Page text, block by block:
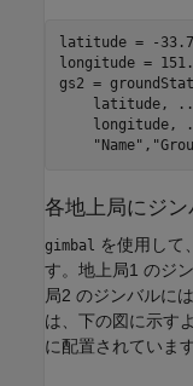
latitude = -
longitude =
gs2 =
    latitude,
    longitude,
"Name" ,
各地上局にジン
gimbal を使用して
す。地上局1 のジ
局2 のジンバルに
は、下の図に示す
に配置されていま